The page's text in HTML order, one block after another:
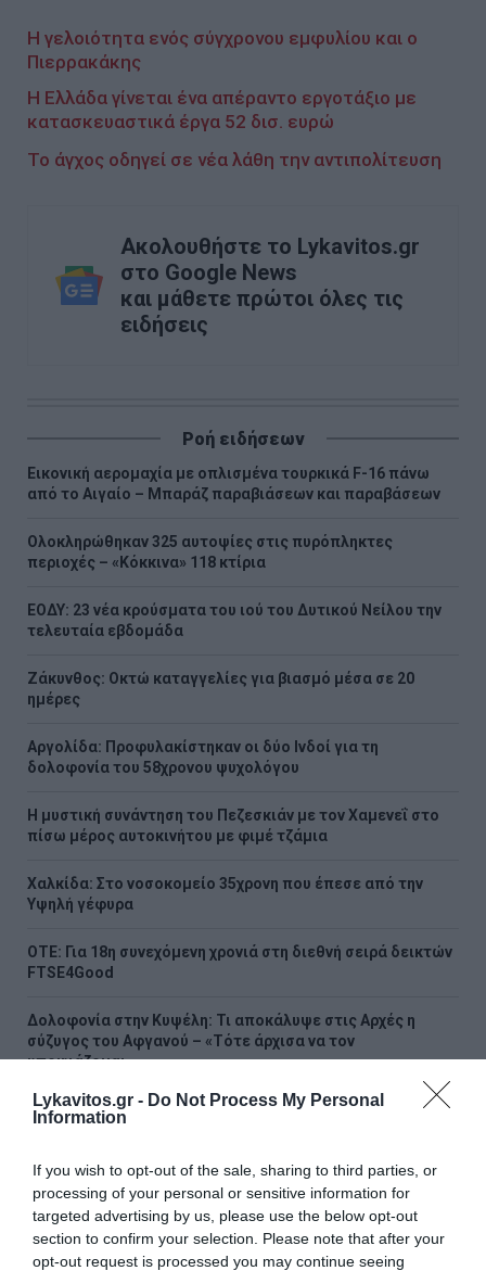
Lykavitos.gr - Do Not Process My Personal
Information
If you wish to opt-out of the sale, sharing to third parties, or
processing of your personal or sensitive information for
targeted advertising by us, please use the below opt-out
section to confirm your selection. Please note that after your
opt-out request is processed you may continue seeing
Η γελοιότητα ενός σύγχρονου εμφυλίου και ο
Πιερρακάκης
Η Ελλάδα γίνεται ένα απέραντο εργοτάξιο με
κατασκευαστικά έργα 52 δισ. ευρώ
Το άγχος οδηγεί σε νέα λάθη την αντιπολίτευση
Ακολουθήστε το Lykavitos.gr
στο Google News
και μάθετε πρώτοι όλες τις
ειδήσεις
Ροή ειδήσεων
Εικονική αερομαχία με οπλισμένα τουρκικά F-16 πάνω
από το Αιγαίο – Μπαράζ παραβιάσεων και παραβάσεων
Ολοκληρώθηκαν 325 αυτοψίες στις πυρόπληκτες
περιοχές – «Κόκκινα» 118 κτίρια
ΕΟΔΥ: 23 νέα κρούσματα του ιού του Δυτικού Νείλου την
τελευταία εβδομάδα
Ζάκυνθος: Οκτώ καταγγελίες για βιασμό μέσα σε 20
ημέρες
Αργολίδα: Προφυλακίστηκαν οι δύο Ινδοί για τη
δολοφονία του 58χρονου ψυχολόγου
Η μυστική συνάντηση του Πεζεσκιάν με τον Χαμενεΐ στο
πίσω μέρος αυτοκινήτου με φιμέ τζάμια
Χαλκίδα: Στο νοσοκομείο 35χρονη που έπεσε από την
Υψηλή γέφυρα
ΟΤΕ: Για 18η συνεχόμενη χρονιά στη διεθνή σειρά δεικτών
FTSE4Good
Δολοφονία στην Κυψέλη: Τι αποκάλυψε στις Αρχές η
σύζυγος του Αφγανού – «Τότε άρχισα να τον
υποψιάζομαι»
CrediaBank: Υψηλοί ρυθμοί ανάπτυξης και νέα ρεκόρ
ΟΛΕΣ ΟΙ ΕΙΔΗΣΕΙΣ →
διαβάστε ακόμη